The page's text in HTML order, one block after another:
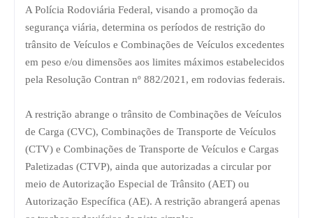
A Polícia Rodoviária Federal, visando a promoção da
segurança viária, determina os períodos de restrição do
trânsito de Veículos e Combinações de Veículos excedentes
em peso e/ou dimensões aos limites máximos estabelecidos
pela Resolução Contran nº 882/2021, em rodovias federais.
A restrição abrange o trânsito de Combinações de Veículos
de Carga (CVC), Combinações de Transporte de Veículos
(CTV) e Combinações de Transporte de Veículos e Cargas
Paletizadas (CTVP), ainda que autorizadas a circular por
meio de Autorização Especial de Trânsito (AET) ou
Autorização Específica (AE). A restrição abrangerá apenas